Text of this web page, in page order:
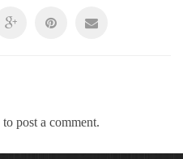
to post a comment.